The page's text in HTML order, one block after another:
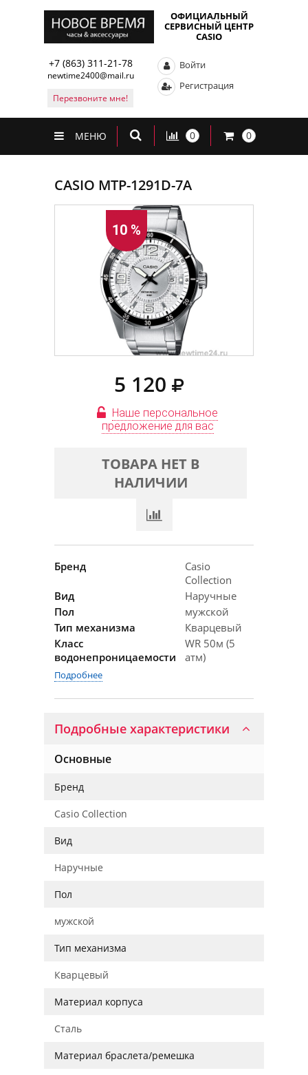
ОФИЦИАЛЬНЫЙ
СЕРВИСНЫЙ ЦЕНТР
CASIO
+7 (863) 311-21-78
newtime2400@mail.ru
Перезвоните мне!
Войти
Регистрация
МЕНЮ 0 0
CASIO MTP-1291D-7A
10 %
5 120
Наше персональное
предложение для вас
ТОВАРА НЕТ В
НАЛИЧИИ
Бренд
Casio
Collection
Вид
Наручные
Пол
мужской
Тип механизма
Кварцевый
Класс
водонепроницаемости
WR 50м (5
атм)
Подробнее
Подробные характеристики
Основные
Бренд
Casio Collection
Вид
Наручные
Пол
мужской
Тип механизма
Кварцевый
Материал корпуса
Сталь
Материал браслета/ремешка